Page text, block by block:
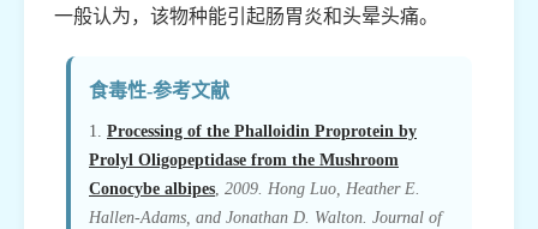
一般认为，该物种能引起肠胃炎和头晕头痛。
食毒性-参考文献
1. Processing of the Phalloidin Proprotein by
Prolyl Oligopeptidase from the Mushroom
Conocybe albipes 2009. Hong Luo, Heather E.
Hallen-Adams, and Jonathan D. Walton. Journal of